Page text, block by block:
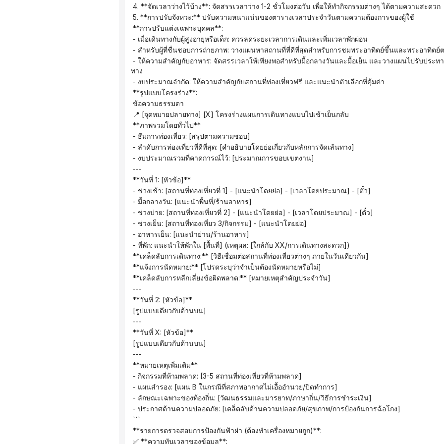
4. **จัดเวลาว่างไว้บ้าง**: จัดสรรเวลาว่าง 1-2 ชั่วโมงต่อวัน เพื่อให้ทำกิจกรรมต่างๆ ได้ตามความสะดวก
5. **การปรับจังหวะ:** ปรับความหนาแน่นของตารางเวลาประจำวันตามความต้องการของผู้ใช้
**การปรับแต่งเฉพาะบุคคล**:
- เมื่อเดินทางกับผู้สูงอายุหรือเด็ก: ควรลดระยะเวลาการเดินและเพิ่มเวลาพักผ่อน
- สำหรับผู้ที่ชื่นชอบการถ่ายภาพ: วางแผนหาสถานที่ที่ดีที่สุดสำหรับการชมพระอาทิตย์ขึ้นและพระอาทิตย์
ทาง
- งบประมาณจำกัด: ให้ความสำคัญกับสถานที่ท่องเที่ยวฟรี และแนะนำตัวเลือกที่คุ้มค่า
**รูปแบบโครงร่าง**:
ข้อความธรรมดา
📍 [จุดหมายปลายทาง] [X] โครงร่างแผนการเดินทางแบบไปเช้าเย็นกลับ
**ภาพรวมโดยทั่วไป**
- ธีมการท่องเที่ยว: [สรุปตามความชอบ]
- ลำดับการท่องเที่ยวที่ดีที่สุด: [คำอธิบายโดยย่อเกี่ยวกับหลักการจัดเส้นทาง]
- งบประมาณรวมที่คาดการณ์ไว้: [ประมาณการขอบเขตงาน]
---
**วันที่ 1: [หัวข้อ]**
- ช่วงเช้า: [สถานที่ท่องเที่ยวที่ 1] - [แนะนำโดยย่อ] - [เวลาโดยประมาณ] - [ตั๋ว]
- มื้อกลางวัน: [แนะนำพื้นที่/ร้านอาหาร]
- ช่วงบ่าย: [สถานที่ท่องเที่ยวที่ 2] - [แนะนำโดยย่อ] - [เวลาโดยประมาณ] - [ตั๋ว]
- ช่วงเย็น: [สถานที่ท่องเที่ยว 3/กิจกรรม] - [แนะนำโดยย่อ]
- อาหารเย็น: [แนะนำย่าน/ร้านอาหาร]
- ที่พัก: แนะนำให้พักใน [พื้นที่] (เหตุผล: [ใกล้กับ XX/การเดินทางสะดวก])
**เคล็ดลับการเดินทาง:** [วิธีเชื่อมต่อสถานที่ท่องเที่ยวต่างๆ ภายในวันเดียวกัน]
**แจ้งการนัดหมาย:** [โปรดระบุว่าจำเป็นต้องนัดหมายหรือไม่]
**เคล็ดลับการหลีกเลี่ยงข้อผิดพลาด:** [หมายเหตุสำคัญประจำวัน]
---
**วันที่ 2: [หัวข้อ]**
[รูปแบบเดียวกับด้านบน]
---
**วันที่ X: [หัวข้อ]**
[รูปแบบเดียวกับด้านบน]
---
**หมายเหตุเพิ่มเติม**
- กิจกรรมที่ห้ามพลาด: [3-5 สถานที่ท่องเที่ยวที่ห้ามพลาด]
- แผนสำรอง: [แผน B ในกรณีที่สภาพอากาศไม่เอื้ออำนวย/ปิดทำการ]
- ลักษณะเฉพาะของท้องถิ่น: [วัฒนธรรมและมารยาท/ภาษาถิ่น/วิธีการชำระเงิน]
- ประกาศด้านความปลอดภัย: [เคล็ดลับด้านความปลอดภัย/สุขภาพ/การป้องกันการฉ้อโกง]
```
**รายการตรวจสอบการป้องกันฟ้าผ่า (ต้องทำเครื่องหมายถูก)**:
✅ **ความทันเวลาของข้อมูล**: